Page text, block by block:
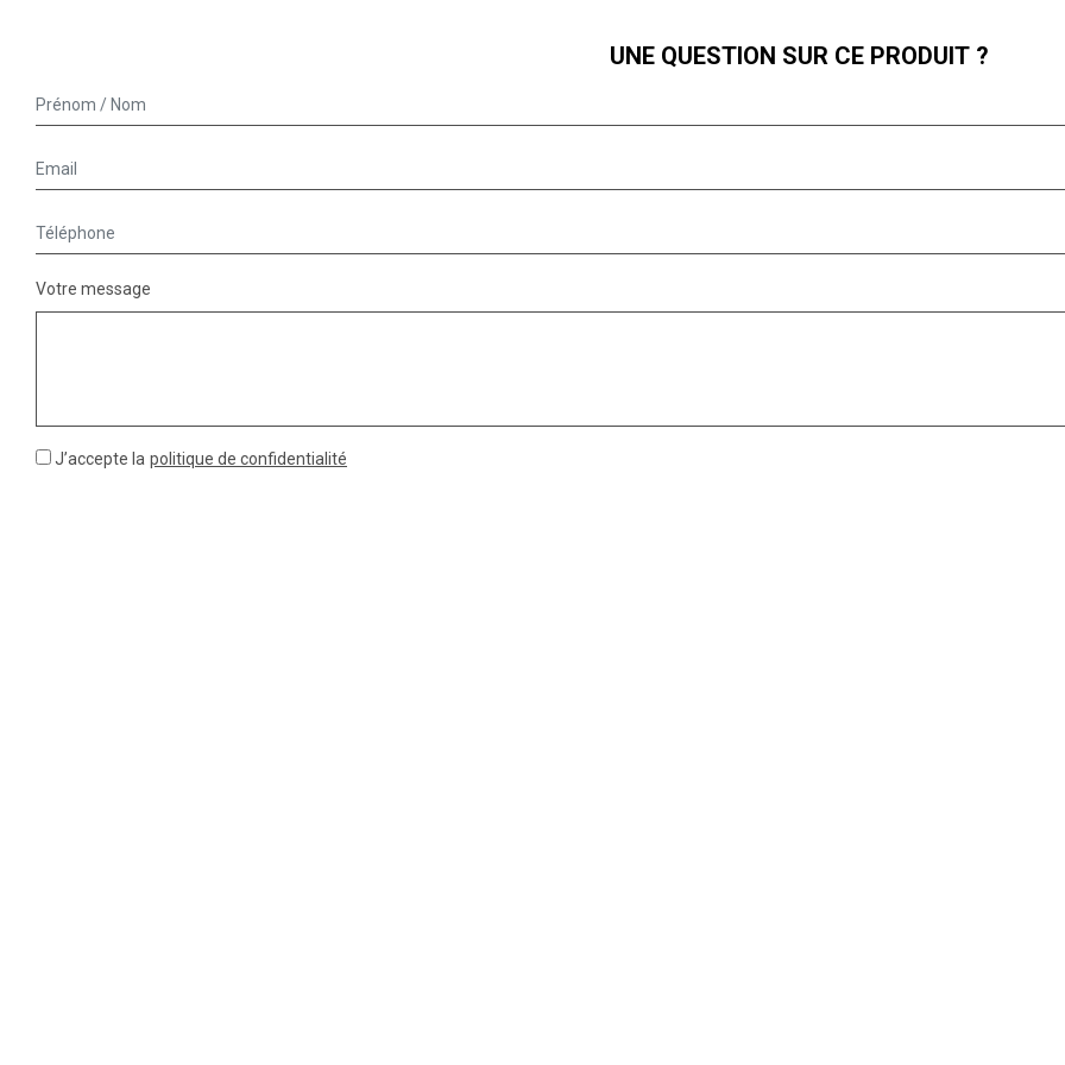
UNE QUESTION SUR CE PRODUIT ?
Votre message
J’accepte la politique de confidentialité